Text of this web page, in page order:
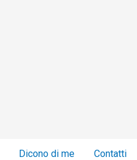
Dicono di me Contatti